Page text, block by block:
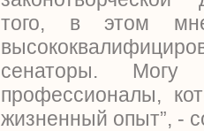
того, в этом
сенаторы.
профессионалы,
жизненный опыт”, -